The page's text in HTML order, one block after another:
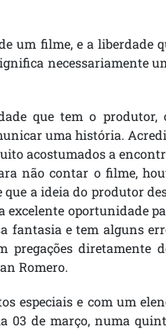
um filme, e a liberdade
necessariamente
que tem o produtor,
uma história.
acostumados a
não contar o filme,
que a ideia do produtor
excelente oportunidade
fantasia e tem alguns
pregações diretamente
Romero.
especiais e com um
03 de março, numa